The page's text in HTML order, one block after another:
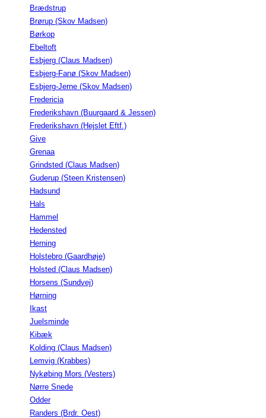
Brædstrup
Brørup (Skov Madsen)
Børkop
Ebeltoft
Esbjerg (Claus Madsen)
Esbjerg-Fanø (Skov Madsen)
Esbjerg-Jerne (Skov Madsen)
Fredericia
Frederikshavn (Buurgaard & Jessen)
Frederikshavn (Hejslet Eftf.)
Give
Grenaa
Grindsted (Claus Madsen)
Guderup (Steen Kristensen)
Hadsund
Hals
Hammel
Hedensted
Herning
Holstebro (Gaardhøje)
Holsted (Claus Madsen)
Horsens (Sundvej)
Hørning
Ikast
Juelsminde
Kibæk
Kolding (Claus Madsen)
Lemvig (Krabbes)
Nykøbing Mors (Vesters)
Nørre Snede
Odder
Randers (Brdr. Oest)